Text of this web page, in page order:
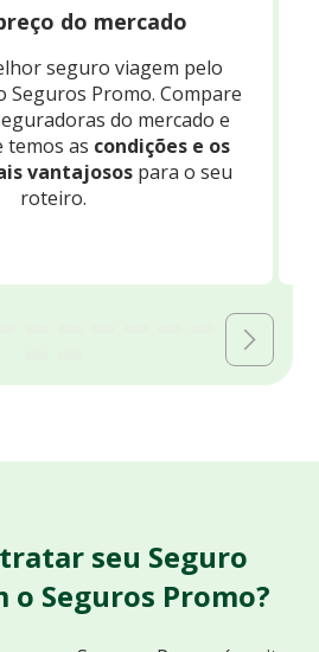
do mercado
seguro viagem pelo
Seguros Promo. Compare
do mercado e
temos as condições e os
vantajosospara o seu
roteiro.
seu Seguro
o Seguros Promo?